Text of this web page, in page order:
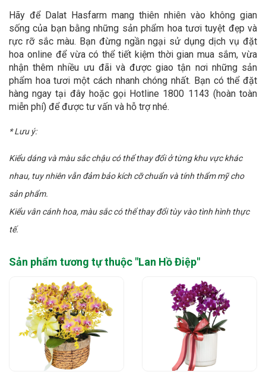
Hãy để Dalat Hasfarm mang thiên nhiên vào không gian
sống của bạn bằng những sản phẩm hoa tươi tuyệt đẹp và
rực rỡ sắc màu. Bạn đừng ngần ngại sử dụng dịch vụ đặt
hoa online để vừa có thể tiết kiệm thời gian mua sắm, vừa
nhận thêm nhiều ưu đãi và được giao tận nơi những sản
phẩm hoa tươi một cách nhanh chóng nhất. Bạn có thể đặt
hàng ngay tại đây hoặc gọi Hotline 1800 1143 (hoàn toàn
miễn phí) để được tư vấn và hỗ trợ nhé.
* Lưu ý:
Kiểu dáng và màu sắc chậu có thể thay đổi ở từng khu vực khác
nhau, tuy nhiên vẫn đảm bảo kích cỡ chuẩn và tính thẩm mỹ cho
sản phẩm.
Kiểu vân cánh hoa, màu sắc có thể thay đổi tùy vào tình hình thực
tế.
Sản phẩm tương tự thuộc "Lan Hồ Điệp"